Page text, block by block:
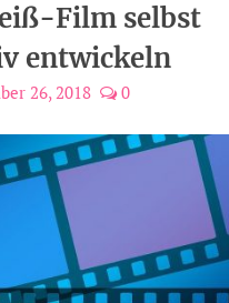
Film selbst
entwickeln
26, 2018 0